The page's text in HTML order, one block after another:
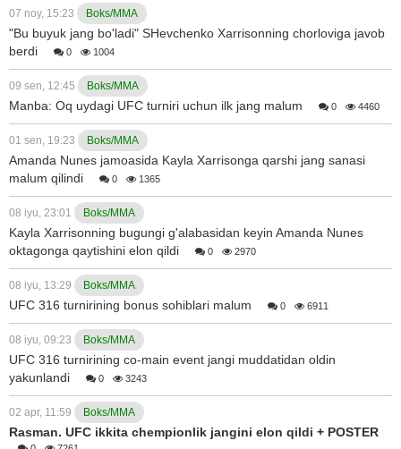
07 noy, 15:23 Boks/MMA
"Bu buyuk jang bo'ladi" SHevchenko Xarrisonning chorloviga javob
berdi
0 1004
09 sen, 12:45 Boks/MMA
Manba: Oq uydagi UFC turniri uchun ilk jang malum 0 4460
01 sen, 19:23 Boks/MMA
Amanda Nunes jamoasida Kayla Xarrisonga qarshi jang sanasi
malum qilindi
0 1365
08 iyu, 23:01 Boks/MMA
Kayla Xarrisonning bugungi g'alabasidan keyin Amanda Nunes
oktagonga qaytishini elon qildi
0 2970
08 iyu, 13:29 Boks/MMA
UFC 316 turnirining bonus sohiblari malum 0 6911
08 iyu, 09:23 Boks/MMA
UFC 316 turnirining co-main event jangi muddatidan oldin
yakunlandi
0 3243
02 apr, 11:59 Boks/MMA
Rasman. UFC ikkita chempionlik jangini elon qildi + POSTER